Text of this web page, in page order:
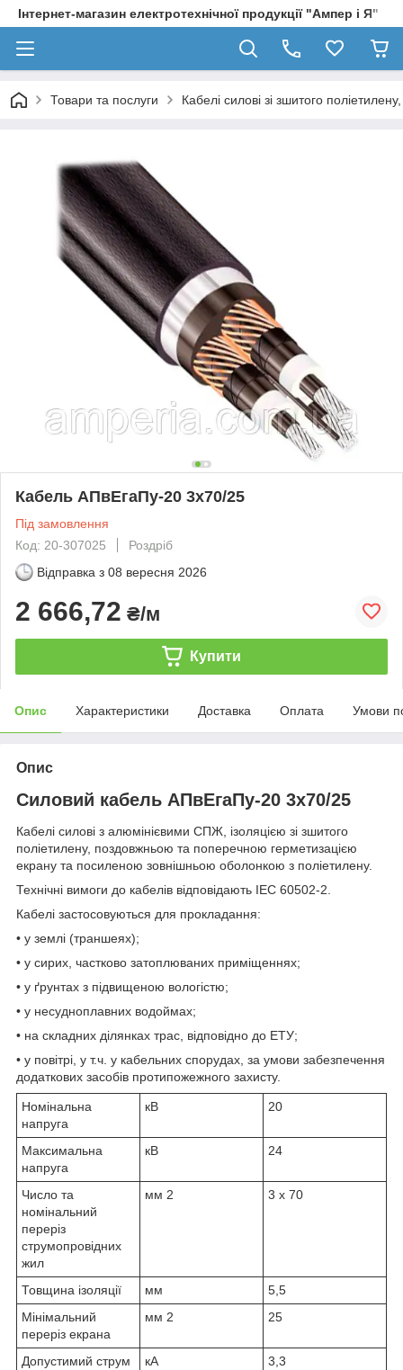
Інтернет-магазин електротехнічної продукції "Ампер і Я"
Товари та послуги Кабелі силові зі зшитого
Кабель АПвЕгаПу‑20 3х70/25
Під замовлення
Код: 20-307025
Роздріб
Відправка з 08 вересня 2026
2 666,72 ₴/м
Купити
Опис Характеристики Доставка Оплата Умови
Опис
Силовий кабель АПвЕгаПу-20 3х70/25
Кабелі силові з алюмінієвими СПЖ, ізоляцією зі зшитого
поліетилену, поздовжньою та поперечною герметизацією
екрану та посиленою зовнішньою оболонкою з поліетилену.
Технічні вимоги до кабелів відповідають IEC 60502-2.
Кабелі застосовуються для прокладання:
• у землі (траншеях);
• у сирих, частково затоплюваних приміщеннях;
• у ґрунтах з підвищеною вологістю;
• у несудноплавних водоймах;
• на складних ділянках трас, відповідно до ЕТУ;
• у повітрі, у т.ч. у кабельних спорудах, за умови забезпечення
додаткових засобів протипожежного захисту.
Номінальна
напруга
кВ 20
Максимальна
напруга
кВ 24
Число та
номінальний
переріз
струмопровідних
жил
мм 2 3 x 70
Товщина ізоляції мм
5,5
Мінімальний
переріз екрана
мм 2 25
Допустимий струм
кА 3,3